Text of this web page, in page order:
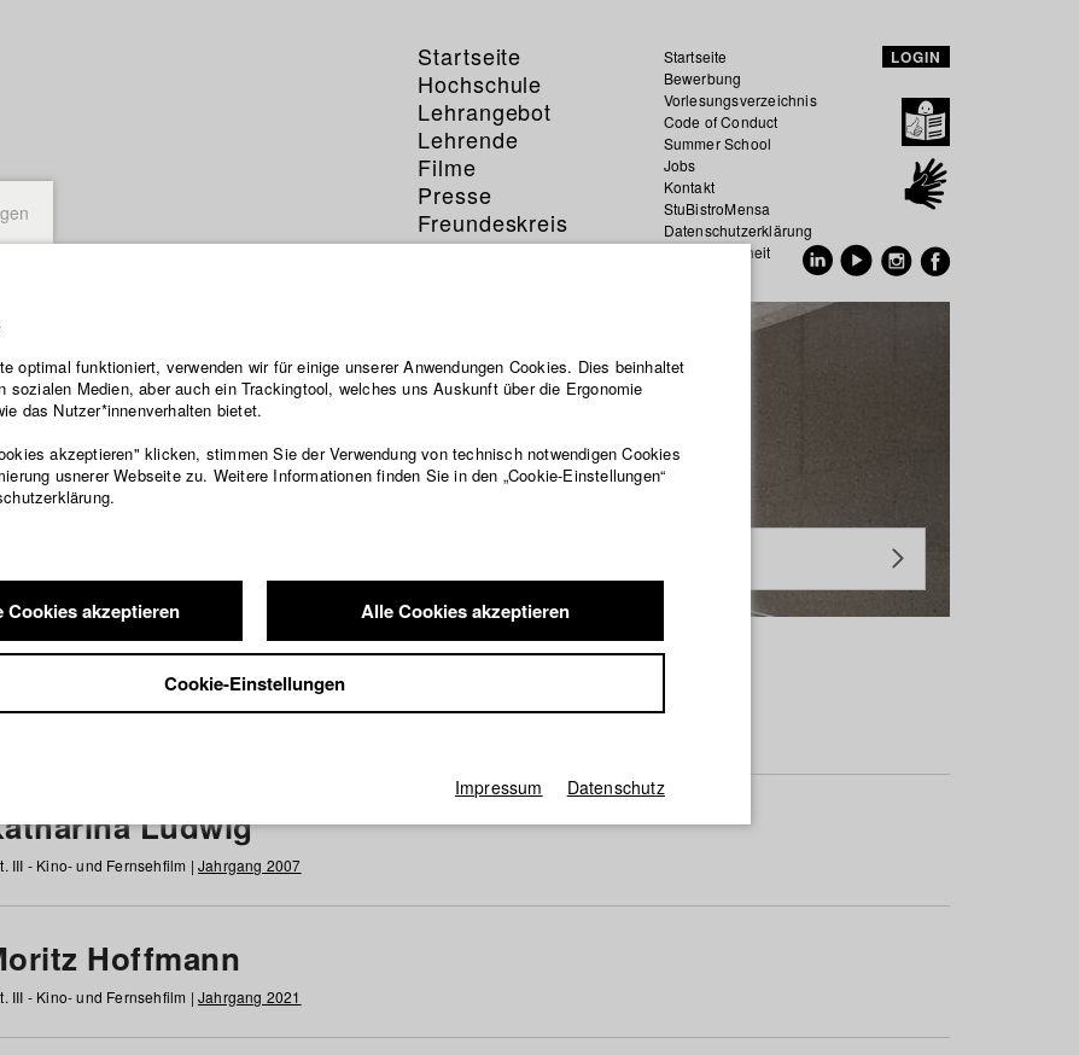
Startseite
Hochschule
Lehrangebot
Lehrende
Filme
Presse
Freundeskreis
Service
Startseite
Bewerbung
Vorlesungsverzeichnis
Code of Conduct
Summer School
Jobs
Kontakt
StuBistroMensa
Datenschutzerklärung
Datensicherheit
LOGIN
/ Alumni
h i j k l m n o p q r s t u v w x y z Alle
Ludwig
III - Kino- und Fernsehfilm | Jahrgang 2007
Hoffmann
III - Kino- und Fernsehfilm | Jahrgang 2021
optimal funktioniert, verwenden wir für einige unserer Anwendungen Cookies. Dies beinhaltet
sozialen Medien, aber auch ein Trackingtool, welches uns Auskunft über die Ergonomie
das Nutzer*innenverhalten bietet.
akzeptieren" klicken, stimmen Sie der Verwendung von technisch notwendigen Cookies
usnerer Webseite zu. Weitere Informationen finden Sie in den „Cookie-Einstellungen“
Cookies akzeptieren Alle Cookies akzeptieren
Cookie-Einstellungen
Impressum Datenschutz